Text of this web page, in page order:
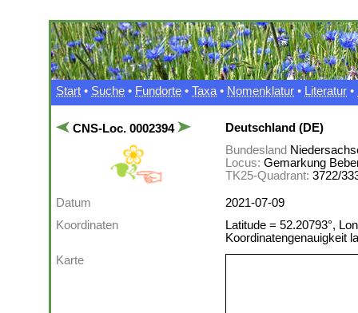
Start • Suche • Fundorte • Taxa • Nomenklatur • Literatur •
CNS-Loc. 0002394
Deutschland (DE)
Bundesland
Locus: Gemarkung
TK25-Quadrant: 3722/
Datum
2021-07-09
Koordinaten
Latitude = 52.20793°,
Koordinatengenauigkeit
Karte